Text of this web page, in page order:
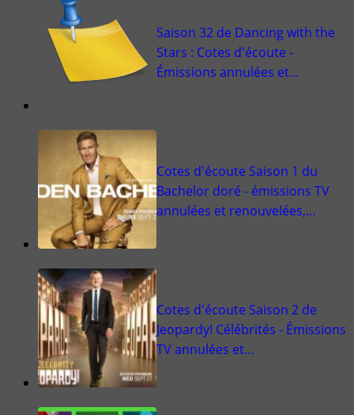
Saison 32 de Dancing with the
Stars : Cotes d'écoute -
Émissions annulées et…
Cotes d'écoute Saison 1 du
Bachelor doré - émissions TV
annulées et renouvelées,…
Cotes d'écoute Saison 2 de
Jeopardy! Célébrités - Émissions
TV annulées et…